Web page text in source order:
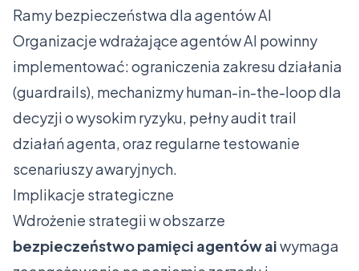
Ramy bezpieczeństwa dla agentów AI
Organizacje wdrażające agentów AI powinny
implementować: ograniczenia zakresu działania
(guardrails), mechanizmy human-in-the-loop dla
decyzji o wysokim ryzyku, pełny audit trail
działań agenta, oraz regularne testowanie
scenariuszy awaryjnych.
Implikacje strategiczne
Wdrożenie strategii w obszarze
bezpieczeństwo pamięci agentów aiwymaga